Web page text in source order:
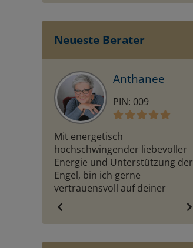
Neueste Berater
Anthanee
PIN: 009
Mit energetisch
hochschwingender liebevoller
Energie und Unterstützung der
Engel, bin ich gerne
vertrauensvoll auf deiner
HELDENREISE an deiner Seite !